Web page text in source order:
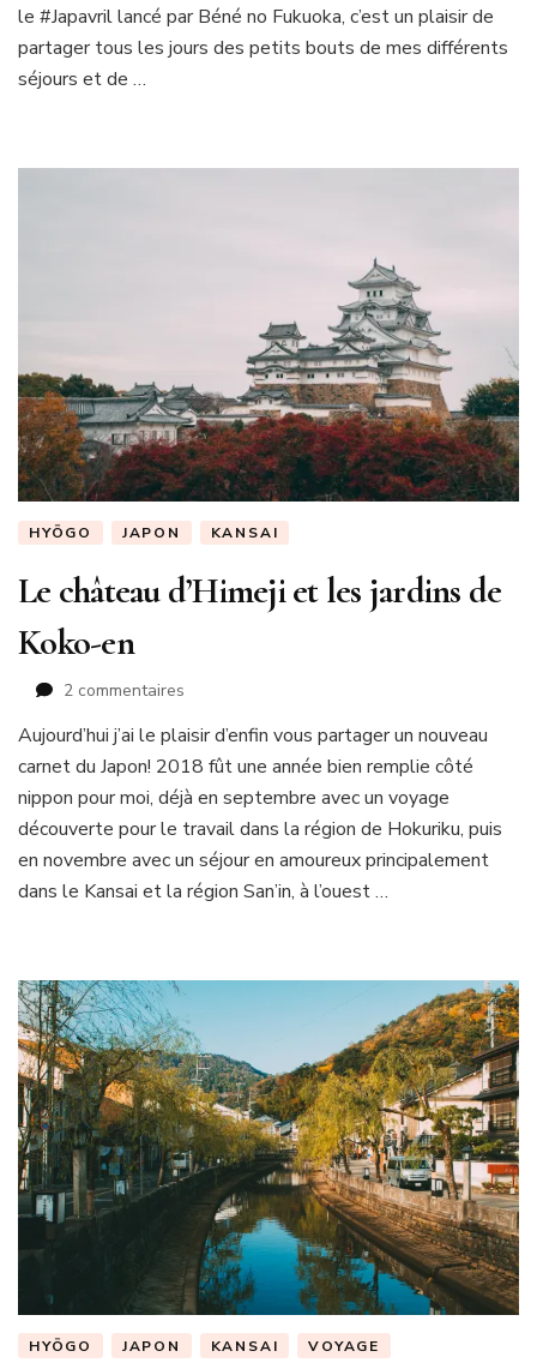
the
Sea
le #Japavril lancé par Béné no Fukuoka, c’est un plaisir de
partager tous les jours des petits bouts de mes différents
séjours et de …
HYŌGO JAPON KANSAI
Le château d’Himeji et les jardins de
Koko-en
2 commentaires
château
d’Himeji
et
jardins
de
Koko-
Aujourd’hui j’ai le plaisir d’enfin vous partager un nouveau
carnet du Japon! 2018 fût une année bien remplie côté
nippon pour moi, déjà en septembre avec un voyage
découverte pour le travail dans la région de Hokuriku, puis
en novembre avec un séjour en amoureux principalement
dans le Kansai et la région San’in, à l’ouest …
HYŌGO JAPON KANSAI VOYAGE